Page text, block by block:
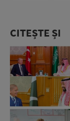
CITEȘTE ȘI